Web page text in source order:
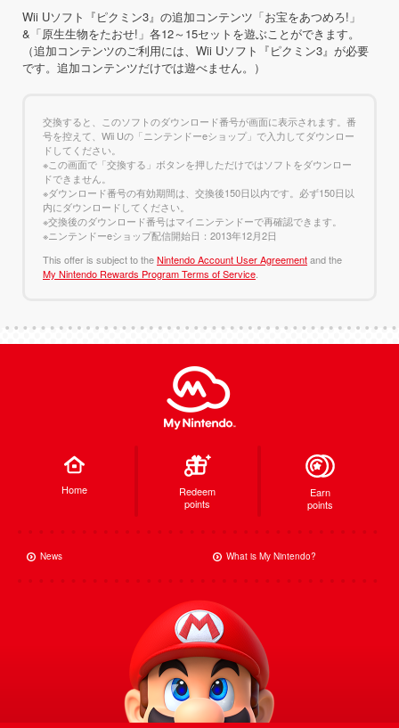
Wii Uソフト『ピクミン3』の追加コンテンツ「お宝をあつめろ!」
&「原生生物をたおせ!」各12～15セットを遊ぶことができます。
（追加コンテンツのご利用には、Wii Uソフト『ピクミン3』が必要
です。追加コンテンツだけでは遊べません。）
交換すると、このソフトのダウンロード番号が画面に表示されます。番
号を控えて、Wii Uの「ニンテンドーeショップ」で入力してダウンロー
ドしてください。
※この画面で「交換する」ボタンを押しただけではソフトをダウンロー
ドできません。
※ダウンロード番号の有効期間は、交換後150日以内です。必ず150日以
内にダウンロードしてください。
※交換後のダウンロード番号はマイニンテンドーで再確認できます。
※ニンテンドーeショップ配信開始日：2013年12月2日
This offer is subject to theNintendo Account User Agreementand the
My Nintendo Rewards Program Terms of Service
Home
Redeem
points
Earn
points
News What is My Nintendo?